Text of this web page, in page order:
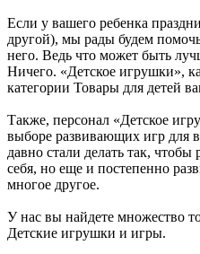
Если у вашего ребенка
другой), мы рады будем
него. Ведь что может быть
Ничего. «Детское игрушки»,
категории Товары для детей
Также, персонал «Детское
выборе развивающих игр для
давно стали делать так, чтобы
себя, но еще и постепенно
многое другое.
У нас вы найдете множество
Детские игрушки и игры.